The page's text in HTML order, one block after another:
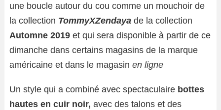
une boucle autour du cou comme un mouchoir de
la collection TommyXZendaya de la collection
Automne 2019 et qui sera disponible à partir de ce
dimanche dans certains magasins de la marque
américaine et dans le magasin en ligne
Un style qui a combiné avec spectaculaire bottes
hautes en cuir noir, avec des talons et des